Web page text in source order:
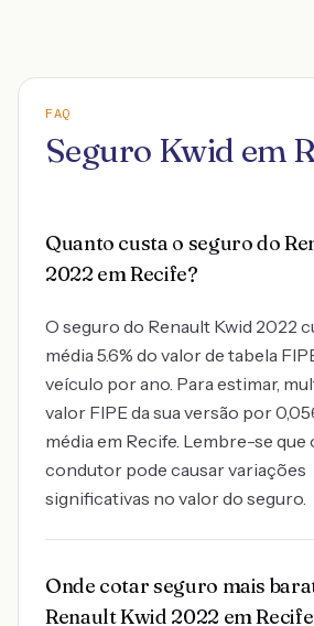
FAQ
Seguro Kwid em
Quanto custa o seguro do
2022 em Recife?
O seguro do Renault Kwid 2022
média 5.6% do valor de tabela
veículo por ano. Para estimar,
valor FIPE da sua versão por
média em Recife. Lembre-se que
condutor pode causar variações
significativas no valor do seguro.
Onde cotar seguro mais
Renault Kwid 2022 em